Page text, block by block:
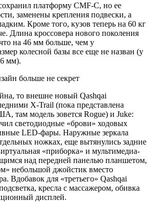
платформу CMF-C, но ее
заменены крепления подвески, а
Кроме того, кузов теперь на 60 кг
Длина кроссовера нового поколения
на 46 мм больше, чем у
колесной базы все еще не назван (у
мм).
то внешне новый Qashqai
X-Trail (пока представлена
там модель зовется Rogue) и Juke:
светодиодные «брови» ходовых
LED-фары. Наружные зеркала
ножках, еще вытянулись задние
«приборка» и мультимедиа-
над передней панелью планшетом,
небольшой джойстик вместо
Вдобавок для «третьего» Qashqai
кресла с массажером, обивка
дисплей.